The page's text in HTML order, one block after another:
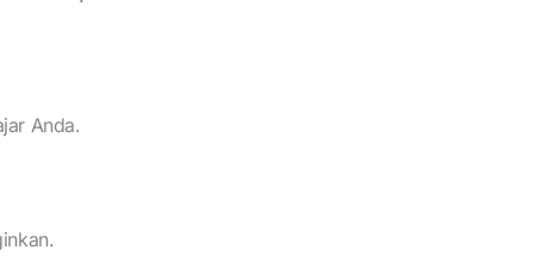
Anda.